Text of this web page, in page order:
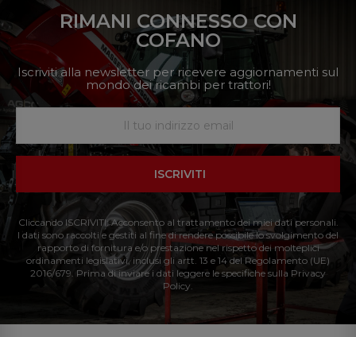
RIMANI CONNESSO CON
COFANO
Iscriviti alla newsletter per ricevere aggiornamenti sul
mondo dei ricambi per trattori!
ISCRIVITI
Cliccando ISCRIVITI: Acconsento al trattamento dei miei dati personali.
I dati sono raccolti e gestiti al fine di rendere possibile lo svolgimento del
rapporto di fornitura e/o prestazione nel rispetto dei molteplici
ordinamenti legislativi, inclusi gli artt. 13 e 14 del Regolamento (UE)
2016/679. Prima di inviare i dati leggere le specifiche sulla Privacy
Policy.